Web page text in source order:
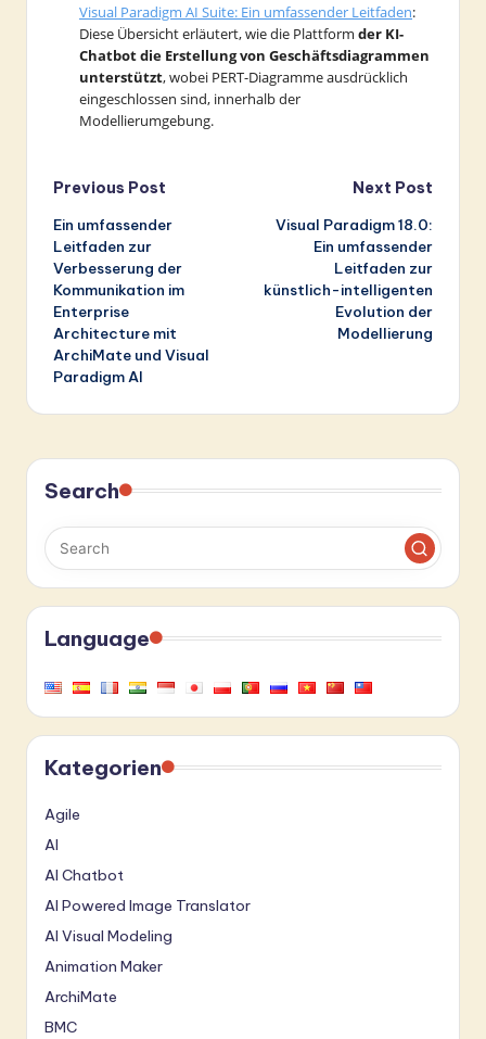
Visual Paradigm AI Suite: Ein umfassender Leitfaden:
Diese Übersicht erläutert, wie die Plattform der KI-
Chatbot die Erstellung von Geschäftsdiagrammen
unterstützt, wobei PERT-Diagramme ausdrücklich
eingeschlossen sind, innerhalb der
Modellierumgebung.
Post
navigation
Previous Post
Ein umfassender
Leitfaden zur
Verbesserung der
Kommunikation im
Enterprise
Architecture mit
ArchiMate und Visual
Paradigm AI
Next Post
Visual Paradigm 18.0:
Ein umfassender
Leitfaden zur
künstlich-intelligenten
Evolution der
Modellierung
Search
Language
Kategorien
Agile
AI
AI Chatbot
AI Powered Image Translator
AI Visual Modeling
Animation Maker
ArchiMate
BMC